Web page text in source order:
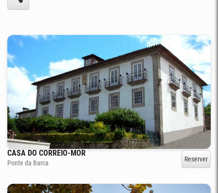
CASA DO CORREIO-MOR
Ponte da Barca Reserver